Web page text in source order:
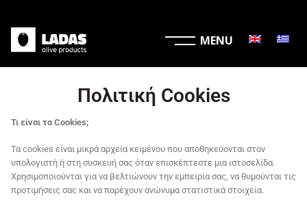
Πολιτική Cookies
Τι είναι τα Cookies;
Τα cookies είναι μικρά αρχεία κειμένου που αποθηκεύονται στον
υπολογιστή ή στη συσκευή σας όταν επισκέπτεστε μια ιστοσελίδα.
Χρησιμοποιούνται για να βελτιώνουν την εμπειρία σας, να θυμούνται τις
προτιμήσεις σας και να παρέχουν ανώνυμα στατιστικά στοιχεία.